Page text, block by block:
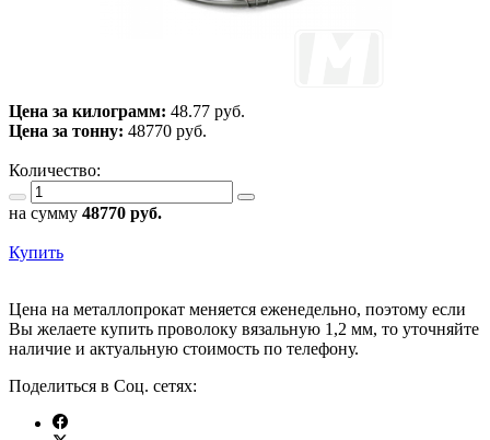
Цена за килограмм: 48.77 руб.
Цена за тонну: 48770 руб.
Количество:
на сумму 48770 руб.
Купить
Цена на металлопрокат меняется еженедельно, поэтому если
Вы желаете купить проволоку вязальную 1,2 мм, то уточняйте
наличие и актуальную стоимость по телефону.
Поделиться в Соц. сетях: